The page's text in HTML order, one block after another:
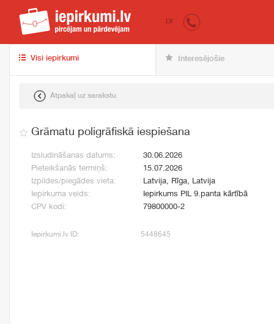
iepirkumi.lv
LV
Visi iepirkumi Interesējošie
Atpakaļ uz sarakstu
Grāmatu poligrāfiskā iespiešana
Izsludināšanas datums:
30.06.2026
Pieteikšanās termiņš:
15.07.2026
Izpildes/piegādes vieta:
Latvija, Rīga, Latvija
Iepirkuma veids:
Iepirkums PIL 9.panta kārtībā
CPV kodi:
79800000-2
Iepirkumi.lv ID: 5448645